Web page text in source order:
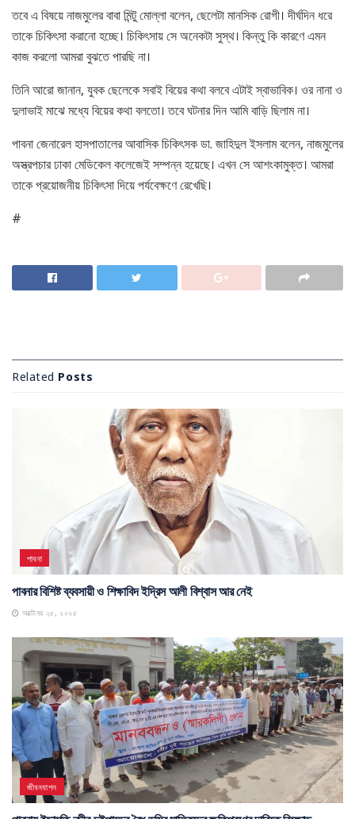
তবে এ বিষয়ে নাজমুলের বাবা মিন্টু মোল্লা বলেন, ছেলেটা মানসিক রোগী। দীর্ঘদিন ধরে
তাকে চিকিৎসা করানো হচ্ছে। চিকিৎসায় সে অনেকটা সুস্থ। কিন্তু কি কারণে এমন
কাজ করলো আমরা বুঝতে পারছি না।
তিনি আরো জানান, যুবক ছেলেকে সবাই বিয়ের কথা বলবে এটাই স্বাভাবিক। ওর নানা ও
দুলাভাই মাঝে মধ্যে বিয়ের কথা বলতো। তবে ঘটনার দিন আমি বাড়ি ছিলাম না।
পাবনা জেনারেল হাসপাতালের আবাসিক চিকিৎসক ডা. জাহিদুল ইসলাম বলেন, নাজমুলের
অস্ত্রপচার ঢাকা মেডিকেল কলেজেই সম্পন্ন হয়েছে। এখন সে আশংকামুক্ত। আমরা
তাকে প্রয়োজনীয় চিকিৎসা দিয়ে পর্যবেক্ষণে রেখেছি।
#
পাবনা
পাবনার বিশিষ্ট ব্যবসায়ী ও শিক্ষাবিদ ইদ্রিস আলী বিশ্বাস আর নেই
অক্টোবর ২৫, ২০২৫
জীবনযাপন